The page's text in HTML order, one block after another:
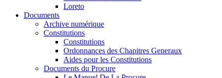
Loreto
Documents
Archive numérique
Constitutions
Constitutions
Ordonnances des Chapitres Generaux
Aides pour les Constitutions
Documents du Procure